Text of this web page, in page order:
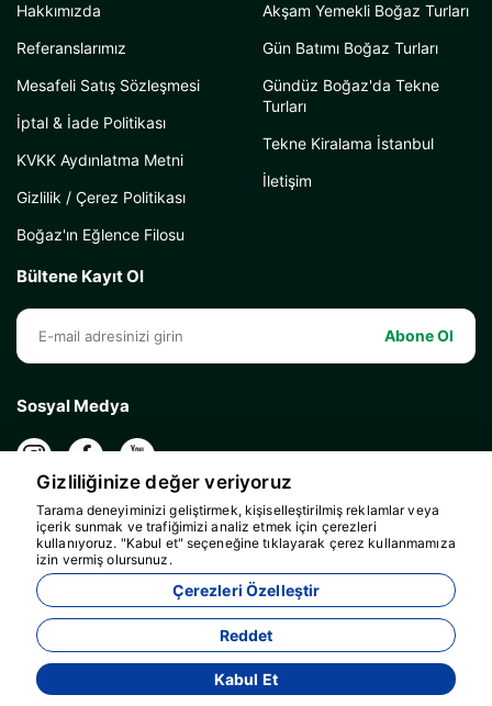
Hakkımızda
Referanslarımız
Mesafeli Satış Sözleşmesi
İptal & İade Politikası
KVKK Aydınlatma Metni
Gizlilik / Çerez Politikası
Boğaz'ın Eğlence Filosu
Akşam Yemekli Boğaz Turları
Gün Batımı Boğaz Turları
Gündüz Boğaz'da Tekne
Turları
Tekne Kiralama İstanbul
İletişim
Bültene Kayıt Ol
Abone Ol
Sosyal Medya
Acente Yönetim Sistemi
Gizliliğinize değer veriyoruz
Tarama deneyiminizi geliştirmek, kişiselleştirilmiş reklamlar veya
içerik sunmak ve trafiğimizi analiz etmek için çerezleri
kullanıyoruz. "Kabul et" seçeneğine tıklayarak çerez kullanmamıza
izin vermiş olursunuz.
Çerezleri Özelleştir
Reddet
Kabul Et